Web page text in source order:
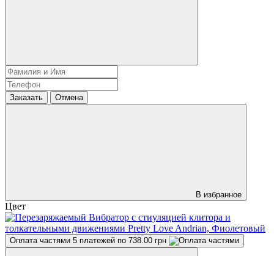
Заказать Отмена
В избранное
Цвет
Оплата частями 5 платежей по 738.00 грн